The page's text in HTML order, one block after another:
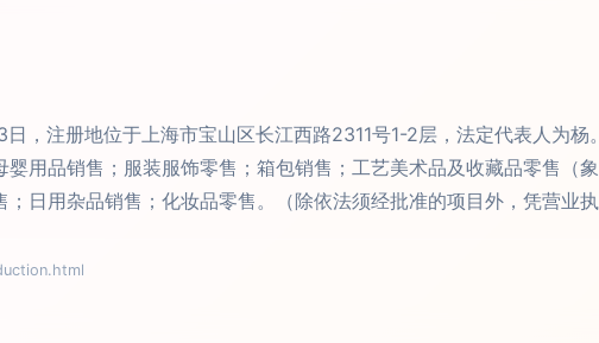
，注册地位于上海市宝山区长江西路2311号1-2层，法定代表人为杨
用品销售；服装服饰零售；箱包销售；工艺美术品及收藏品零售（
日用杂品销售；化妆品零售。（除依法须经批准的项目外，凭营业执